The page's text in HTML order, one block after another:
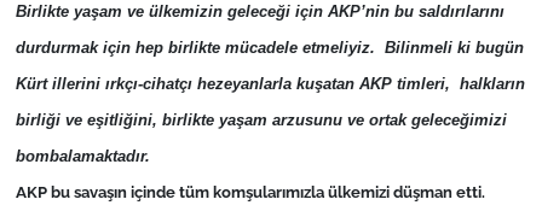
Birlikte yaşam ve ülkemizin geleceği için AKP’nin bu saldırılarını
durdurmak için hep birlikte mücadele etmeliyiz. Bilinmeli ki bugün
Kürt illerini ırkçı-cihatçı hezeyanlarla kuşatan AKP timleri, halkların
birliği ve eşitliğini, birlikte yaşam arzusunu ve ortak geleceğimizi
bombalamaktadır.
AKP bu savaşın içinde tüm komşularımızla ülkemizi düşman etti.